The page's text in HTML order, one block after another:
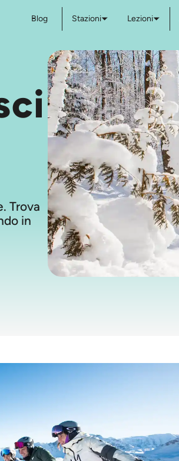
Blog Stazioni Lezioni
Trova
in